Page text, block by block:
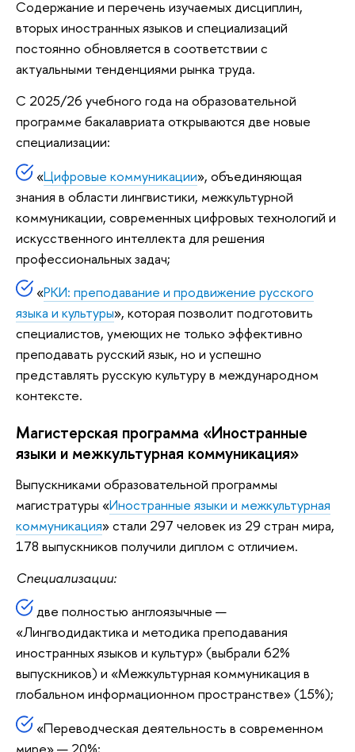
Содержание и перечень изучаемых дисциплин,
вторых иностранных языков и специализаций
постоянно обновляется в соответствии с
актуальными тенденциями рынка труда.
С 2025/26 учебного года на образовательной
программе бакалавриата открываются две новые
специализации:
«Цифровые коммуникации», объединяющая
знания в области лингвистики, межкультурной
коммуникации, современных цифровых технологий и
искусственного интеллекта для решения
профессиональных задач;
«РКИ: преподавание и продвижение русского
языка и культуры», которая позволит подготовить
специалистов, умеющих не только эффективно
преподавать русский язык, но и успешно
представлять русскую культуру в международном
контексте.
Магистерская программа «Иностранные
языки и межкультурная коммуникация»
Выпускниками образовательной программы
магистратуры «Иностранные языки и межкультурная
коммуникация» стали 297 человек из 29 стран мира,
178 выпускников получили диплом с отличием.
Специализации:
две полностью англоязычные —
«Лингводидактика и методика преподавания
иностранных языков и культур» (выбрали 62%
выпускников) и «Межкультурная коммуникация в
глобальном информационном пространстве» (15%);
«Переводческая деятельность в современном
мире» — 20%;